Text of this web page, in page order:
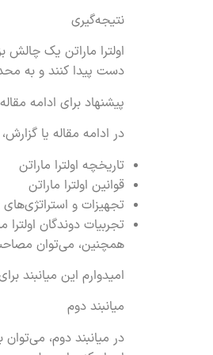
نتیجه‌گیری
اولترا ماراتن یک
دست پیدا کنند و به
پیشنهاد برای ادامه
در ادامه مقاله یا
تاریخچه اولترا ماراتن
قوانین اولترا ماراتن
تجهیزات و استراتژی‌های
تجربیات دوندگان اولترا
همچنین، می‌توان
امیدوارم این میانبند
میانبند دوم
در میانبند دوم،